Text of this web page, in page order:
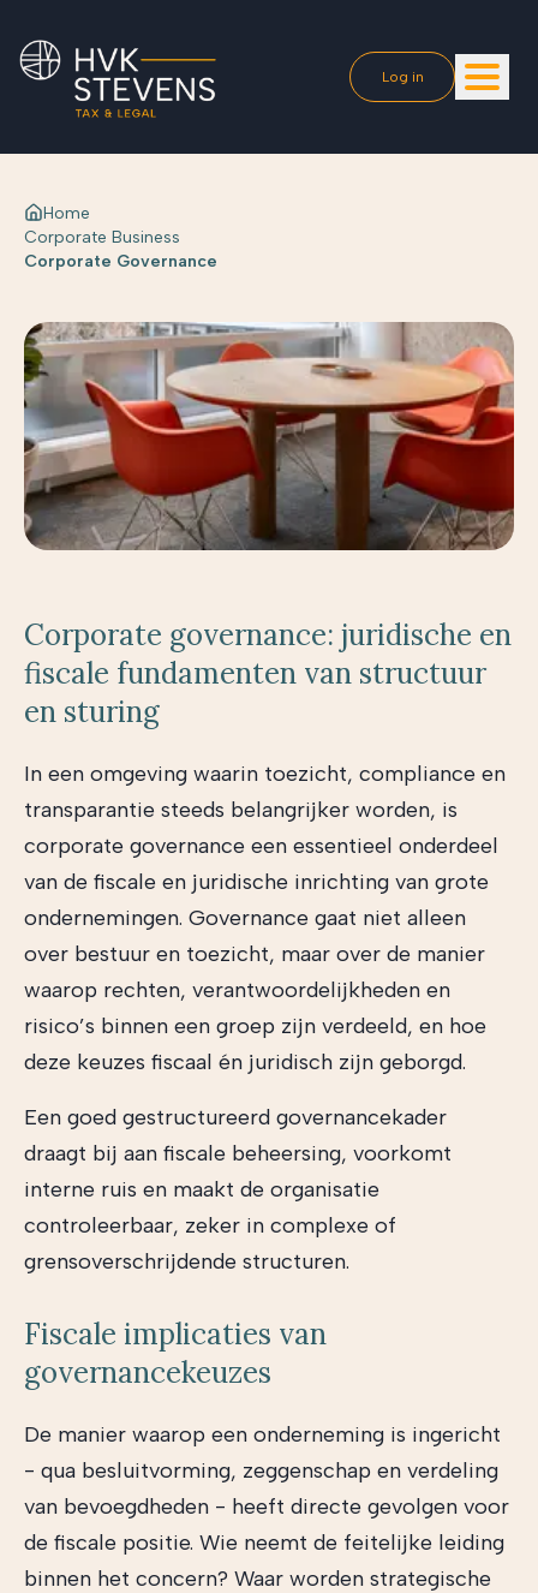
Log in
Home
Corporate Business
Corporate Governance
Corporate governance: juridische en
fiscale fundamenten van structuur
en sturing
In een omgeving waarin toezicht, compliance en
transparantie steeds belangrijker worden, is
corporate governance een essentieel onderdeel
van de fiscale en juridische inrichting van grote
ondernemingen. Governance gaat niet alleen
over bestuur en toezicht, maar over de manier
waarop rechten, verantwoordelijkheden en
risico’s binnen een groep zijn verdeeld, en hoe
deze keuzes fiscaal én juridisch zijn geborgd.
Een goed gestructureerd governancekader
draagt bij aan fiscale beheersing, voorkomt
interne ruis en maakt de organisatie
controleerbaar, zeker in complexe of
grensoverschrijdende structuren.
Fiscale implicaties van
governancekeuzes
De manier waarop een onderneming is ingericht
- qua besluitvorming, zeggenschap en verdeling
van bevoegdheden - heeft directe gevolgen voor
de fiscale positie. Wie neemt de feitelijke leiding
binnen het concern? Waar worden strategische